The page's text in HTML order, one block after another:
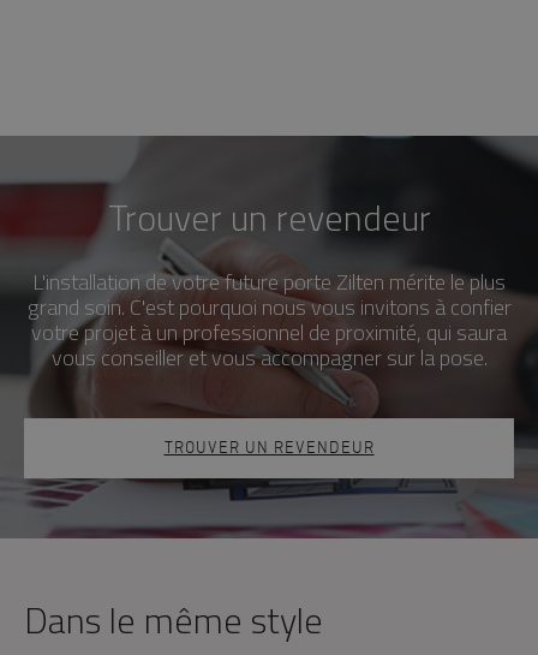
Trouver un revendeur
L'installation de votre future porte Zilten mérite le plus
grand soin. C'est pourquoi nous vous invitons à confier
votre projet à un professionnel de proximité, qui saura
vous conseiller et vous accompagner sur la pose.
TROUVER UN REVENDEUR
Dans le même style